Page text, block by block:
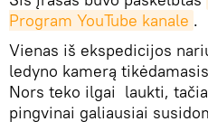
Program YouTube kanale .
Vienas iš ekspedicijos
ledyno kamerą
Nors teko ilgai laukti,
pingvinai galiausiai